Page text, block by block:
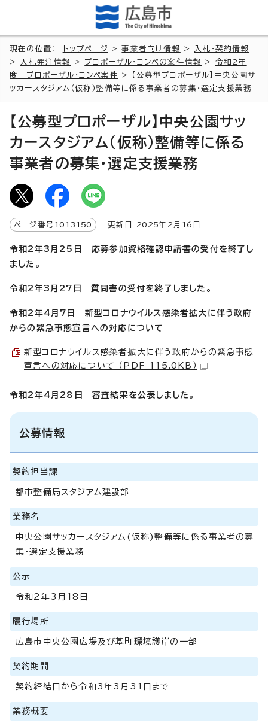
現在の位置： トップページ >事業者向け情報 >
入札・契約情報
>
入札発注情報 > プロポーザル・コンペの案件情報 > 令和2年
度 プロポーザル・コンペ案件
> 【公募型プロポーザル】中央公園サ
ッカースタジアム（仮称）整備等に係る事業者の募集・選定支援業務
【公募型プロポーザル】中央公園サッ
カースタジアム（仮称）整備等に係る
事業者の募集・選定支援業務
ページ番号 1013150 更新日 2025年2月 16 日
令和2年3月25日 応募参加資格確認申請書の受付を終了し
ました。
令和2年3月27日 質問書の受付を終了しました。
令和2年4月7日 新型コロナウイルス感染者拡大に伴う政府
からの緊急事態宣言への対応について
新型コロナウイルス感染者拡大に伴う政府からの緊急事態
宣言への対応について （PDF 115.0KB）
令和2年4月28日 審査結果を公表しました。
公募情報
契約担当課
都市整備局スタジアム建設部
業務名
中央公園サッカースタジアム(仮称)整備等に係る事業者の募
集・選定支援業務
公示
令和2年3月18日
履行場所
広島市中央公園広場及び基町環境護岸の一部
契約期間
契約締結日から令和3年3月31日まで
業務概要